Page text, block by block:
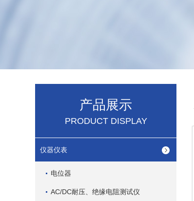
产品展示
PRODUCT DISPLAY
仪器仪表
电位器
AC/DC耐压、绝缘电阻测试仪